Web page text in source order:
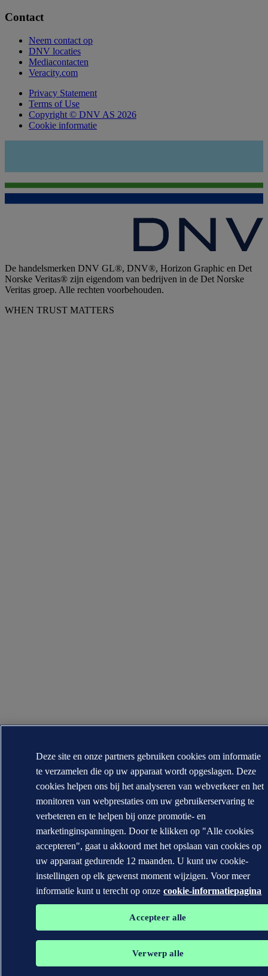
Contact
Neem contact op
DNV locaties
Mediacontacten
Veracity.com
Privacy Statement
Terms of Use
Copyright © DNV AS 2026
Cookie informatie
De handelsmerken DNV GL®, DNV®, Horizon Graphic en Det
Norske Veritas® zijn eigendom van bedrijven in de Det Norske
Veritas groep. Alle rechten voorbehouden.
WHEN TRUST MATTERS
Deze site en onze partners gebruiken cookies om informatie
te verzamelen die op uw apparaat wordt opgeslagen. Deze
cookies helpen ons bij het analyseren van webverkeer en het
monitoren van webprestaties om uw gebruikerservaring te
verbeteren en te helpen bij onze promotie- en
marketinginspanningen. Door te klikken op "Alle cookies
accepteren", gaat u akkoord met het opslaan van cookies op
uw apparaat gedurende 12 maanden. U kunt uw cookie-
instellingen op elk gewenst moment wijzigen. Voor meer
informatie kunt u terecht op onze cookie-informatiepagina
Accepteer alle
Verwerp alle